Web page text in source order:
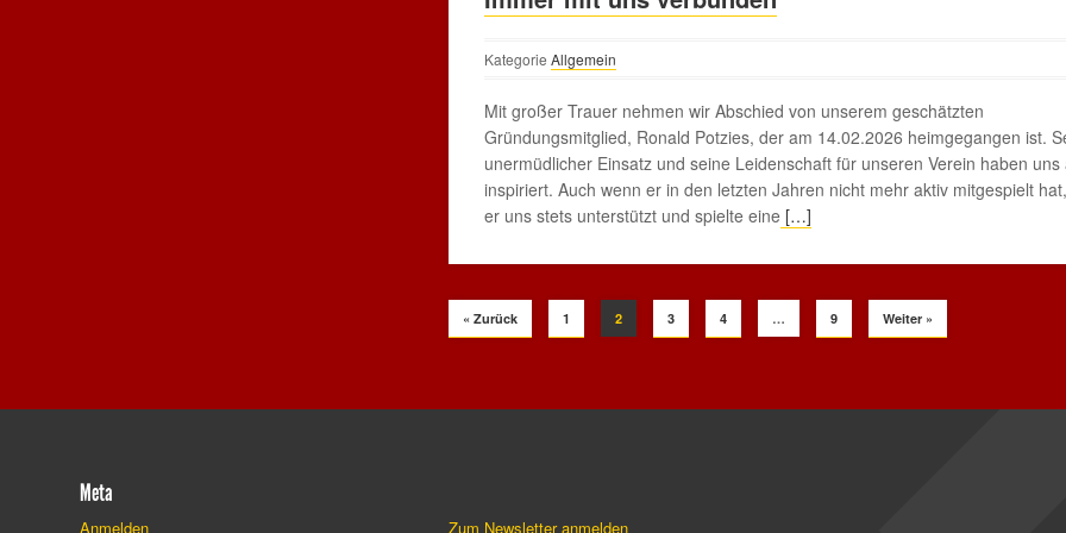
Kategorie Allgemein
Mit großer Trauer nehmen wir Abschied von unserem geschätzten
Gründungsmitglied, Ronald Potzies, der am 14.02.2026 heimgegangen ist.
unermüdlicher Einsatz und seine Leidenschaft für unseren Verein haben uns
inspiriert. Auch wenn er in den letzten Jahren nicht mehr aktiv mitgespielt
er uns stets unterstützt und spielte eine […]
« Zurück 1 2 3 4 … 9 Weiter »
Meta
Anmelden Zum Newsletter anmelden